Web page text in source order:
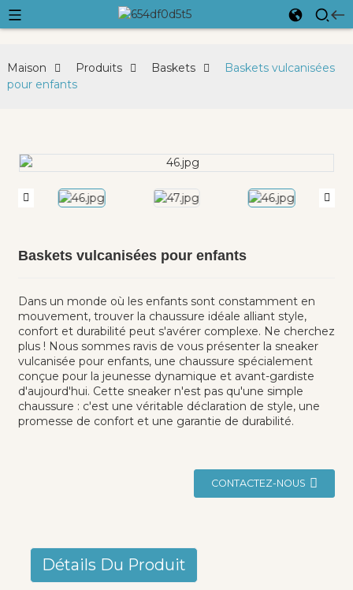
Maison Produits Baskets
Baskets vulcanisées
pour enfants
Baskets vulcanisées pour enfants
Dans un monde où les enfants sont constamment en
mouvement, trouver la chaussure idéale alliant style,
confort et durabilité peut s'avérer complexe. Ne cherchez
plus ! Nous sommes ravis de vous présenter la sneaker
vulcanisée pour enfants, une chaussure spécialement
conçue pour la jeunesse dynamique et avant-gardiste
d'aujourd'hui. Cette sneaker n'est pas qu'une simple
chaussure : c'est une véritable déclaration de style, une
promesse de confort et une garantie de durabilité.
CONTACTEZ-NOUS
Détails Du Produit